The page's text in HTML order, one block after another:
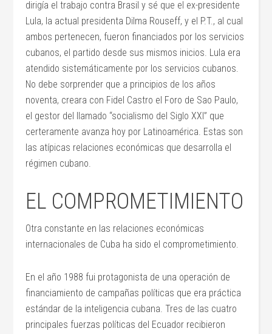
dirigía el trabajo contra Brasil y sé que el ex-presidente
Lula, la actual presidenta Dilma Rouseff, y el P.T., al cual
ambos pertenecen, fueron financiados por los servicios
cubanos, el partido desde sus mismos inicios. Lula era
atendido sistemáticamente por los servicios cubanos.
No debe sorprender que a principios de los años
noventa, creara con Fidel Castro el Foro de Sao Paulo,
el gestor del llamado “socialismo del Siglo XXI” que
certeramente avanza hoy por Latinoamérica. Estas son
las atípicas relaciones económicas que desarrolla el
régimen cubano.
EL COMPROMETIMIENTO
Otra constante en las relaciones económicas
internacionales de Cuba ha sido el comprometimiento.
En el año 1988 fui protagonista de una operación de
financiamiento de campañas políticas que era práctica
estándar de la inteligencia cubana. Tres de las cuatro
principales fuerzas políticas del Ecuador recibieron